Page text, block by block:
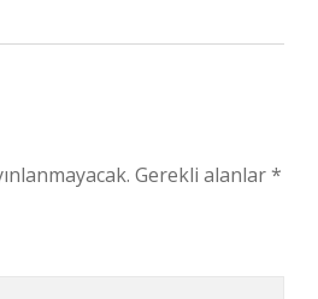
Gerekli alanlar*